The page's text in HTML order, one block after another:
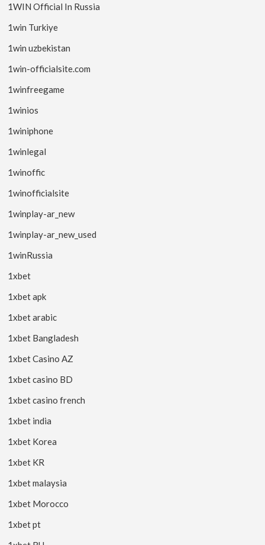
1WIN Official In Russia
1win Turkiye
1win uzbekistan
1win-officialsite.com
1winfreegame
1winios
1winiphone
1winlegal
1winoffic
1winofficialsite
1winplay-ar_new
1winplay-ar_new_used
1winRussia
1xbet
1xbet apk
1xbet arabic
1xbet Bangladesh
1xbet Casino AZ
1xbet casino BD
1xbet casino french
1xbet india
1xbet Korea
1xbet KR
1xbet malaysia
1xbet Morocco
1xbet pt